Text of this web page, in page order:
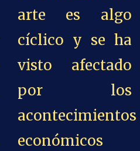
arte es algo
cíclico y se ha
visto afectado
por los
acontecimientos
económicos